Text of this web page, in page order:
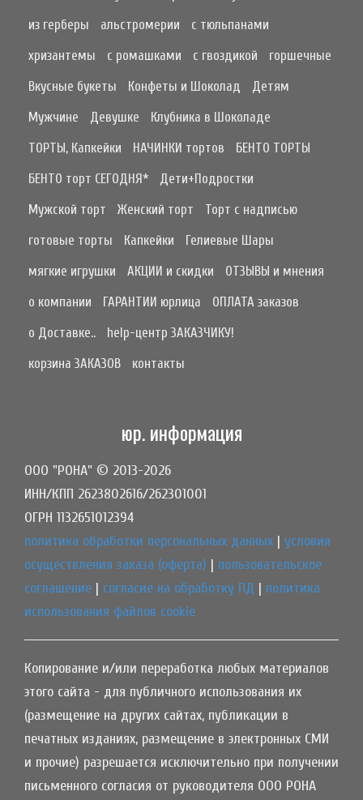
из герберы
альстромерии
с тюльпанами
хризантемы
с ромашками с гвоздикой
горшечные
Вкусные букеты
Конфеты и Шоколад
Детям
Мужчине
Девушке
Клубника в Шоколаде
ТОРТЫ, Капкейки
НАЧИНКИ тортов
БЕНТО ТОРТЫ
БЕНТО торт СЕГОДНЯ*
Дети+Подростки
Мужской торт
Женский торт
Торт с надписью
готовые торты
Капкейки
Гелиевые Шары
мягкие игрушки
АКЦИИ и скидки
ОТЗЫВЫ и мнения
о компании
ГАРАНТИИ юрлица
ОПЛАТА заказов
о Доставке..
help-центр ЗАКАЗЧИКУ!
корзина ЗАКАЗОВ
контакты
юр. информация
ООО "РОНА" © 2013-2026
ИНН/КПП 2623802616/262301001
ОГРН 1132651012394
политика обработки персональных данных | условия
осуществления заказа (оферта) | пользовательское
соглашение | согласие на обработку ПД | политика
использования файлов cookie
Копирование и/или переработка любых материалов
этого сайта - для публичного использования их
(размещение на других сайтах, публикации в
печатных изданиях, размещение в электронных СМИ
и прочие) разрешается исключительно при получении
письменного согласия от руководителя ООО РОНА